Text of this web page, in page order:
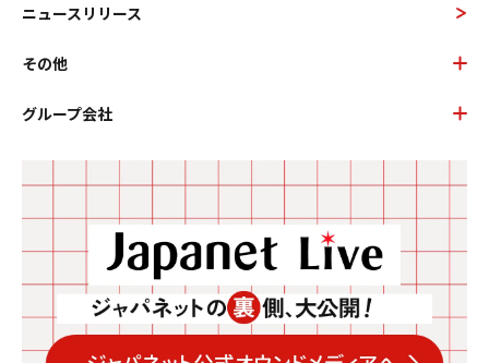
ニュースリリース
その他
グループ会社